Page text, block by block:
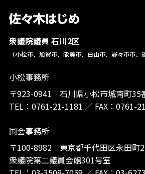
衆議院議員 石川2区
（小松市、加賀市、能美市、白山市、野々市市、
小松事務所
〒923-0941 石川県小松市城南町35
TEL： 0761-21-1181 ／ FAX：0761-
国会事務所
〒100-8982 東京都千代田区永田町
衆議院第二議員会館301号室